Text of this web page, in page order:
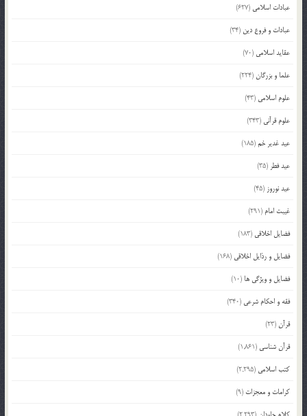
عبادات اسلامی (627)
عبادات و فروع دین (34)
عقاید اسلامی (70)
علما و بزرگان(224)
علوم اسلامی (43)
علوم قرآنی (343)
عید غدیر خم(185)
عید فطر (35)
عید نوروز (45)
غیبت امام (291)
فضایل اخلاقی (183)
فضایل و رذایل اخلاقی (168)
فضایل و ویژگی ها (10)
فقه و احکام شرعی (340)
قرآن(23)
قرآن شناسی (1,861)
کتب اسلامی (2,295)
کرامات و معجزات (9)